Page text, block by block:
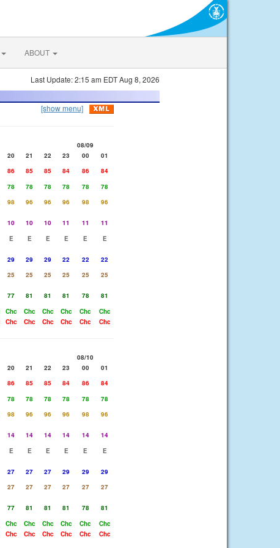
ABOUT
Last Update: 2:15 am EDT Aug 8, 2026
[show menu]
08/09
20 21 22 23 00
01
86 85 85 84 86
84
78 78 78 78 78
78
98 96 96 96 98
96
10 10 10 11 11
11
E E E E E
E
29 29 29 22 22
22
25 25 25 25 25
25
77 81 81 81 78
81
Chc Chc Chc Chc Chc
Chc
Chc Chc Chc Chc Chc Chc
08/10
20 21 22 23 00
01
86 85 85 84 86
84
78 78 78 78 78
78
98 96 96 96 98
96
14 14 14 14 14
14
E E E E E
E
27 27 27 29 29
29
27 27 27 27 27
27
77 81 81 81 78
81
Chc Chc Chc Chc Chc
Chc
Chc Chc Chc Chc Chc Chc